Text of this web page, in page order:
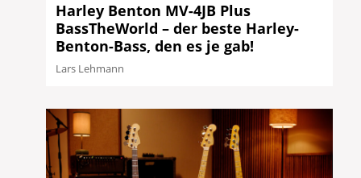
Harley Benton MV-4JB Plus
BassTheWorld – der beste Harley-
Benton-Bass, den es je gab!
Lars Lehmann